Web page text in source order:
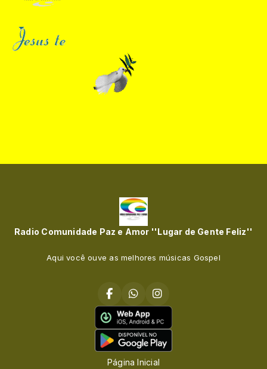
Radio Comunidade Paz e Amor ''Lugar de Gente Feliz''
Aqui você ouve as melhores músicas Gospel
Página Inicial